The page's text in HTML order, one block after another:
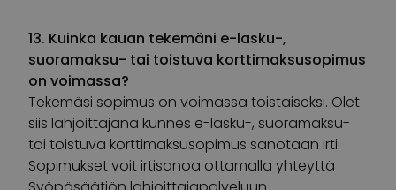
13. Kuinka kauan tekemäni e-lasku-,
suoramaksu- tai toistuva korttimaksusopimus
on voimassa?
Tekemäsi sopimus on voimassa toistaiseksi. Olet
siis lahjoittajana kunnes e-lasku-, suoramaksu-
tai toistuva korttimaksusopimus sanotaan irti.
Sopimukset voit irtisanoa ottamalla yhteyttä